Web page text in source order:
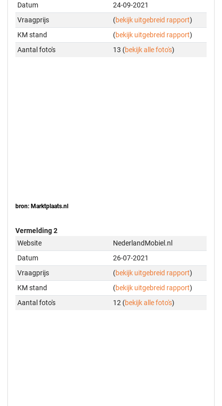
Datum
24-09-2021
Vraagprijs
(bekijk uitgebreid rapport)
KM stand
(bekijk uitgebreid rapport)
Aantal foto's
13 (bekijk alle foto's)
bron: Marktplaats.nl
Vermelding 2
Website
NederlandMobiel.nl
Datum
26-07-2021
Vraagprijs
(bekijk uitgebreid rapport)
KM stand
(bekijk uitgebreid rapport)
Aantal foto's
12 (bekijk alle foto's)